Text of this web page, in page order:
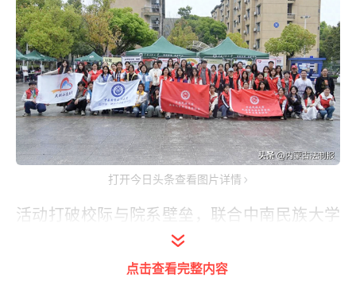
打开今日头条查看图片详情
活动打破校际与院系壁垒，联合中南民族大学
法学院青年志愿者协会、华中农业大学、中南
财经政法大学等高校志愿队伍及大悟县大别山
点击查看完整内容